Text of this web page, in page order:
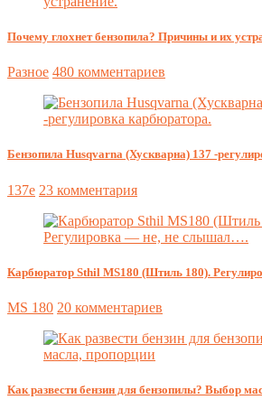
Почему глохнет бензопила? Причины и их
Разное 480 комментариев
Бензопила Husqvarna (Хускварна) 137 -
137e 23 комментария
Карбюратор Sthil MS180 (Штиль 180).
MS 180 20 комментариев
Как развести бензин для бензопилы? Выбор